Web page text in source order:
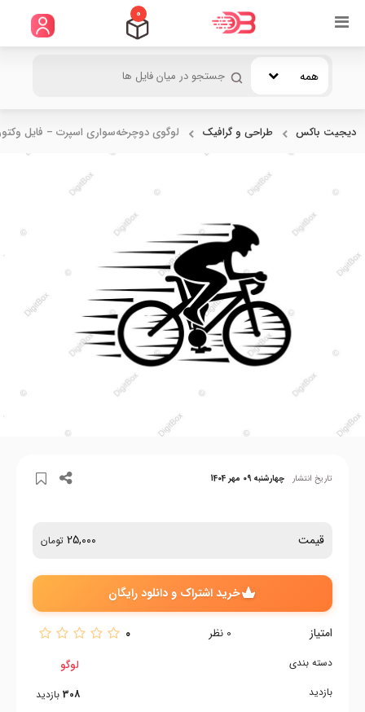
0
همه
دیجیت باکس طراحی و گرافیک لوگوی دوچرخه‌سواری اسپرت – فایل
تاریخ انتشار چهارشنبه 09 مهر 1404
قیمت 25,000 تومان
خرید اشتراک و دانلود رایگان
امتیاز 0 نظر 0
دسته بندی
بازدید
لوگو
308 بازدید